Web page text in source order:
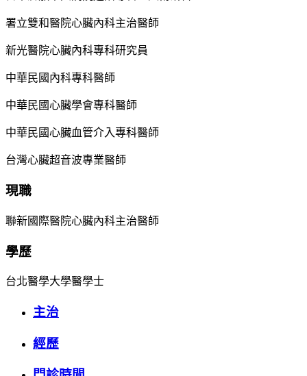
署立雙和醫院心臟內科主治醫師
新光醫院心臟內科專科研究員
中華民國內科專科醫師
中華民國心臟學會專科醫師
中華民國心臟血管介入專科醫師
台灣心臟超音波專業醫師
現職
聯新國際醫院心臟內科主治醫師
學歷
台北醫學大學醫學士
主治
經歷